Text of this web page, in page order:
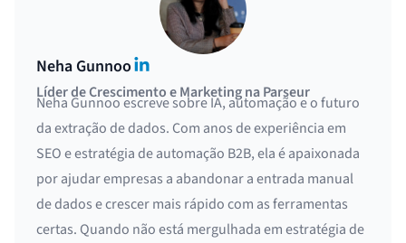
Neha GunnooLinkedIn
Líder de Crescimento e Marketing na Parseur
Neha Gunnoo escreve sobre IA, automação e o futuro
da extração de dados. Com anos de experiência em
SEO e estratégia de automação B2B, ela é apaixonada
por ajudar empresas a abandonar a entrada manual
de dados e crescer mais rápido com as ferramentas
certas. Quando não está mergulhada em estratégia de